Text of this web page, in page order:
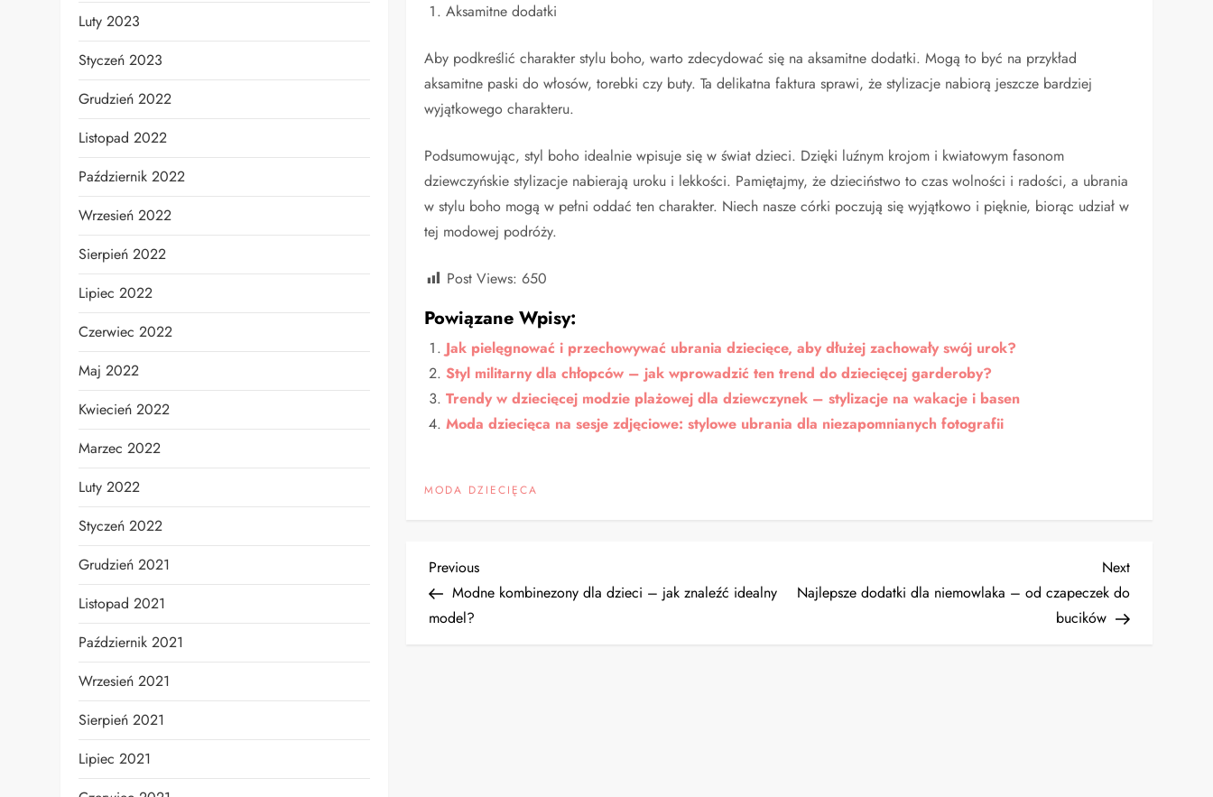
Aksamitne dodatki
Aby podkreślić charakter stylu boho, warto zdecydować się na aksamitne dodatki. Mogą to być na przykład
aksamitne paski do włosów, torebki czy buty. Ta delikatna faktura sprawi, że stylizacje nabiorą jeszcze bardziej
wyjątkowego charakteru.
Podsumowując, styl boho idealnie wpisuje się w świat dzieci. Dzięki luźnym krojom i kwiatowym fasonom
dziewczyńskie stylizacje nabierają uroku i lekkości. Pamiętajmy, że dzieciństwo to czas wolności i radości, a ubrania
w stylu boho mogą w pełni oddać ten charakter. Niech nasze córki poczują się wyjątkowo i pięknie, biorąc udział w
tej modowej podróży.
Post Views: 650
Powiązane Wpisy:
Jak pielęgnować i przechowywać ubrania dziecięce, aby dłużej zachowały swój urok?
Styl militarny dla chłopców – jak wprowadzić ten trend do dziecięcej garderoby?
Trendy w dziecięcej modzie plażowej dla dziewczynek – stylizacje na wakacje i basen
Moda dziecięca na sesje zdjęciowe: stylowe ubrania dla niezapomnianych fotografii
MODA DZIECIĘCA
N
a
Previous
Post
Previous
Modne kombinezony dla dzieci – jak znaleźć idealny
model?
Next
Post
Next
Najlepsze dodatki dla niemowlaka – od czapeczek do
bucików
Luty 2023
Styczeń 2023
Grudzień 2022
Listopad 2022
Październik 2022
Wrzesień 2022
Sierpień 2022
Lipiec 2022
Czerwiec 2022
Maj 2022
Kwiecień 2022
Marzec 2022
Luty 2022
Styczeń 2022
Grudzień 2021
Listopad 2021
Październik 2021
Wrzesień 2021
Sierpień 2021
Lipiec 2021